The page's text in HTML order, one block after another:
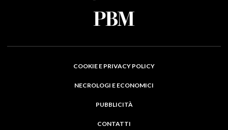
COOKIE E PRIVACY POLICY
NECROLOGI E ECONOMICI
PUBBLICITÀ
CONTATTI